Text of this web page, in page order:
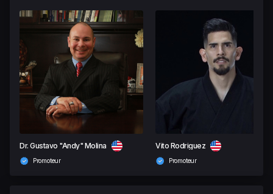
Dr. Gustavo "Andy" Molina
Promoteur
Vito Rodriguez
Promoteur